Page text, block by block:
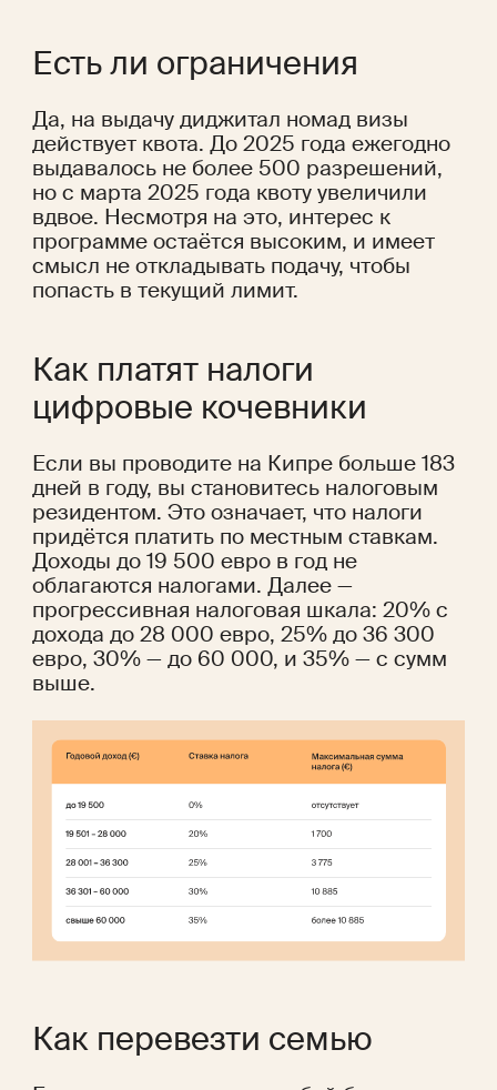
Есть ли ограничения
Да, на выдачу диджитал номад визы
действует квота. До 2025 года ежегодно
выдавалось не более 500 разрешений,
но с марта 2025 года квоту увеличили
вдвое. Несмотря на это, интерес к
программе остаётся высоким, и имеет
смысл не откладывать подачу, чтобы
попасть в текущий лимит.
Как платят налоги
цифровые кочевники
Если вы проводите на Кипре больше 183
дней в году, вы становитесь налоговым
резидентом. Это означает, что налоги
придётся платить по местным ставкам.
Доходы до 19 500 евро в год не
облагаются налогами. Далее —
прогрессивная налоговая шкала: 20% с
дохода до 28 000 евро, 25% до 36 300
евро, 30% — до 60 000, и 35% — с сумм
выше.
Как перевезти семью